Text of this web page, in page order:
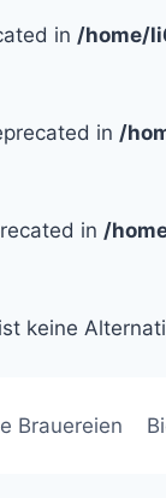
in /home/
in /
in /
keine
Brauereien